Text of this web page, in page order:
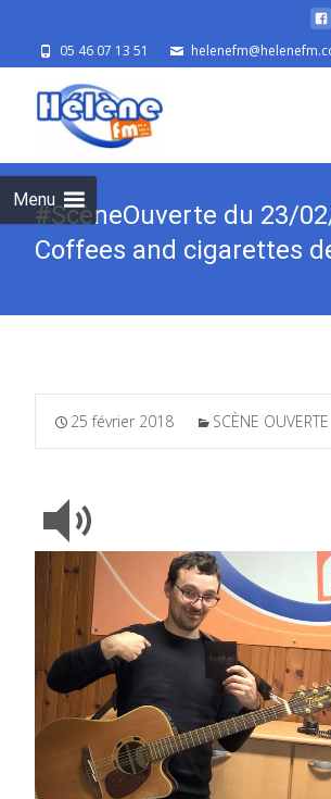
05 46 07 13 51
Menu
#ScèneOuverte du 23/
Coffees and cigarettes
25 février 2018 SCÈNE OUVERTE